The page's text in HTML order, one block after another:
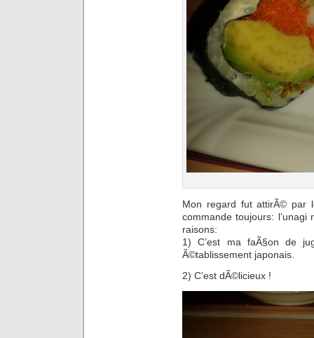
Mon regard fut attirÃ© par
commande toujours:
raisons:
1) C’est ma faÃ§on de
Ã©tablissement japonais.
2) C’est dÃ©licieux !